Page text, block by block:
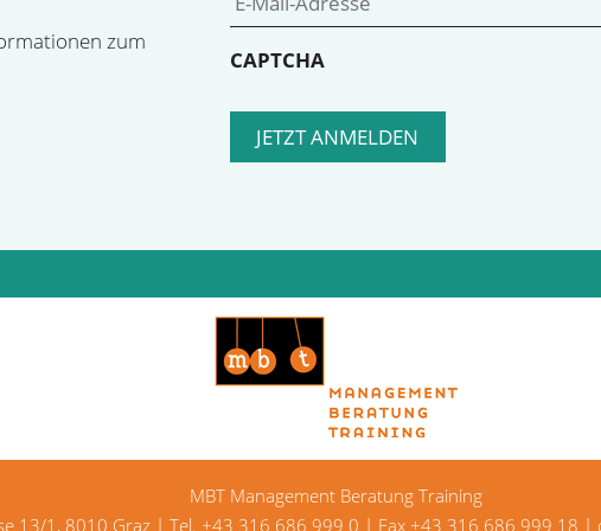
zum
CAPTCHA
MBT Management Beratung Training
13/1, 8010 Graz | Tel. +43 316 686 999 0 | Fax +43 316 686 999 18 |